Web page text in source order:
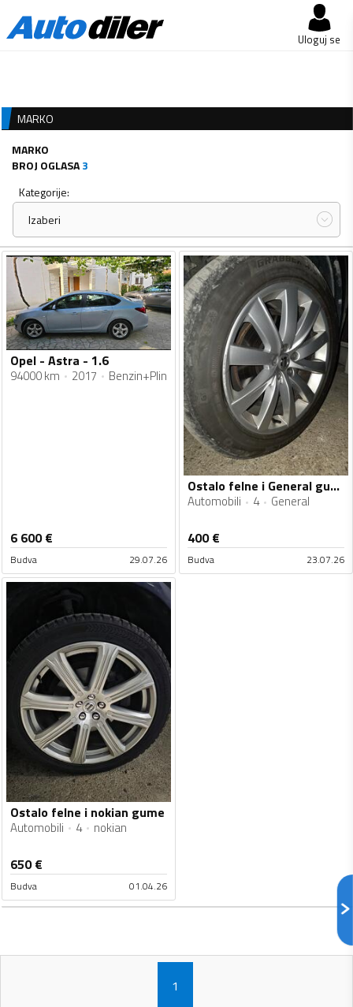
Uloguj se
MARKO
MARKO
BROJ OGLASA3
Kategorije:
Izaberi
Opel - Astra - 1.6
94000 km 2017 Benzin+Plin
6 600€
Budva 29.07.26
Ostalo felne i General gume
Automobili 4 General
400€
Budva 23.07.26
Ostalo felne i nokian gume
Automobili 4 nokian
650€
Budva 01.04.26
1